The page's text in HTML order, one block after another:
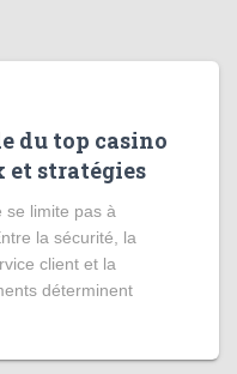
du top casino
et stratégies
se limite pas à
la sécurité, la
client et la
déterminent